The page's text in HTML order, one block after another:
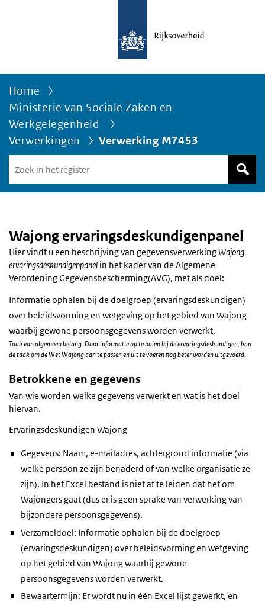
Home
Ministerie van Sociale Zaken en
Werkgelegenheid
Verwerkingen
Verwerking M7453
in
het
Wajong ervaringsdeskundigenpanel
Hier vindt u een beschrijving van gegevensverwerkingWajong
ervaringsdeskundigenpanel in het kader van de Algemene
Verordening Gegevensbescherming(AVG), met als doel:
Informatie ophalen bij de doelgroep (ervaringsdeskundigen)
over beleidsvorming en wetgeving op het gebied van Wajong
waarbij gewone persoonsgegevens worden verwerkt.
Taak van algemeen belang. Door informatie op te halen bij de ervaringsdeskundigen, kan
de taak om de Wet Wajong aan te passen en uit te voeren nog beter worden uitgevoerd.
Betrokkene en gegevens
Van wie worden welke gegevens verwerkt en wat is het doel
hiervan.
Ervaringsdeskundigen Wajong
Gegevens: Naam, e-mailadres, achtergrond informatie (via
welke persoon ze zijn benaderd of van welke organisatie ze
zijn). In het Excel bestand is niet af te leiden dat het om
Wajongers gaat (dus er is geen sprake van verwerking van
bijzondere persoonsgegevens).
Verzameldoel: Informatie ophalen bij de doelgroep
(ervaringsdeskundigen) over beleidsvorming en wetgeving
op het gebied van Wajong waarbij gewone
persoonsgegevens worden verwerkt.
Bewaartermijn: Er wordt nu in één Excel lijst gewerkt, en